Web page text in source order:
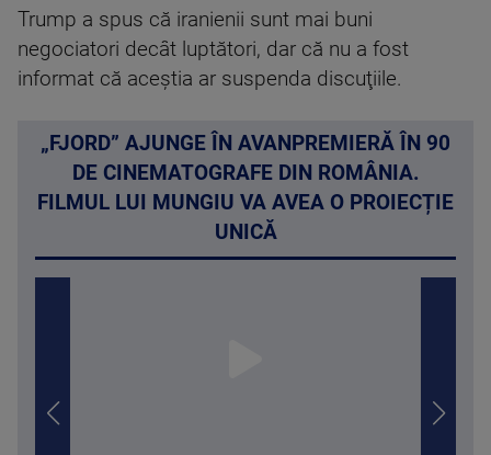
Trump a spus că iranienii sunt mai buni
negociatori decât luptători, dar că nu a fost
informat că aceştia ar suspenda discuţiile.
„FJORD” AJUNGE ÎN AVANPREMIERĂ ÎN 90
DE CINEMATOGRAFE DIN ROMÂNIA.
FILMUL LUI MUNGIU VA AVEA O PROIECȚIE
UNICĂ